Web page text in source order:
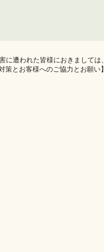
に遭われた皆様におきましては
策とお客様へのご協力とお願